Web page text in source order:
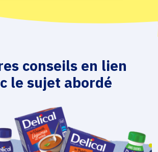
conseils en lien
le sujet abordé